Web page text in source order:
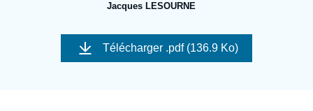
Nous soutenir
Jacques LESOURNE
Image
couverture
Télécharger .pdf (136.9 Ko)